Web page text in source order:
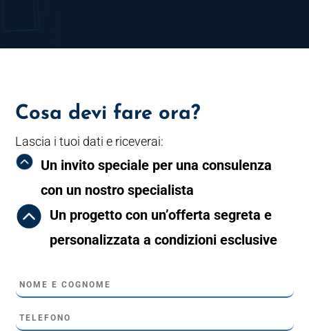
Cosa devi fare ora?
Lascia i tuoi dati e riceverai:
Un invito speciale per una consulenza
con un nostro specialista
Un progetto con un’offerta segreta e
personalizzata a condizioni esclusive